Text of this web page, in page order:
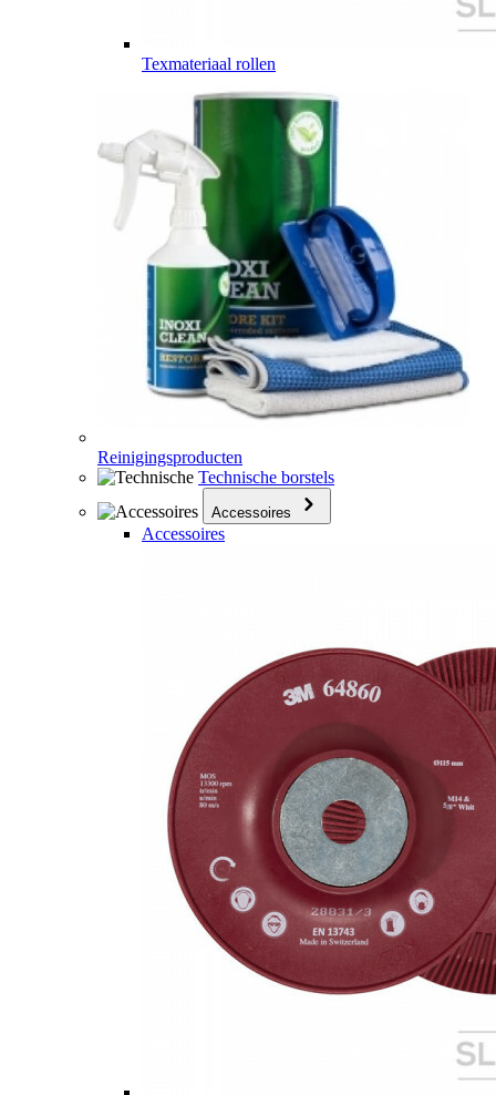
Texmateriaal rollen
Reinigingsproducten
Technische borstels
Accessoires
Accessoires